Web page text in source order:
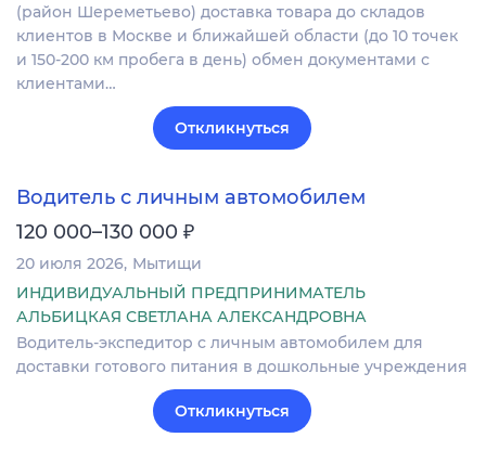
(район Шереметьево) доставка товара до складов
клиентов в Москве и ближайшей области (до 10 точек
и 150-200 км пробега в день) обмен документами с
клиентами…
Откликнуться
Водитель с личным автомобилем
120 000–130 000 ₽
20 июля 2026 Мытищи
ИНДИВИДУАЛЬНЫЙ ПРЕДПРИНИМАТЕЛЬ
АЛЬБИЦКАЯ СВЕТЛАНА АЛЕКСАНДРОВНА
Водитель-экспедитор с личным автомобилем для
доставки готового питания в дошкольные учреждения
Откликнуться